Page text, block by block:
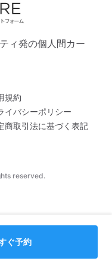
ぐ予約
ィ発の個人間カー
reserved.
規約
イバシーポリシー
商取引法に基づく表記